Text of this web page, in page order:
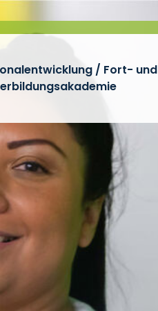
/ Fort- und